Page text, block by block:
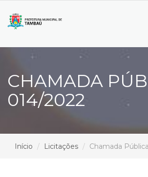
CHAMADA
014/2022
Início Licitações Chamada